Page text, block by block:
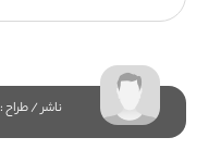
ناشر / طراح :